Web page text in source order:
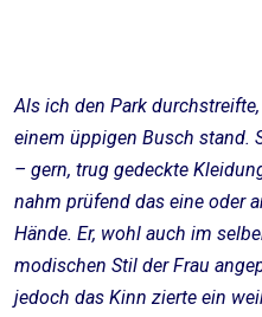
Als ich den Park
einem üppigen Busch stand.
– gern, trug gedeckte
nahm prüfend das eine oder
Hände. Er, wohl auch im
modischen Stil der Frau
jedoch das Kinn zierte ein